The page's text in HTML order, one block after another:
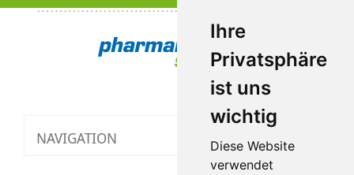
Ihre
Privatsphäre
ist uns
wichtig
Diese Website
verwendet
NAVIGATION